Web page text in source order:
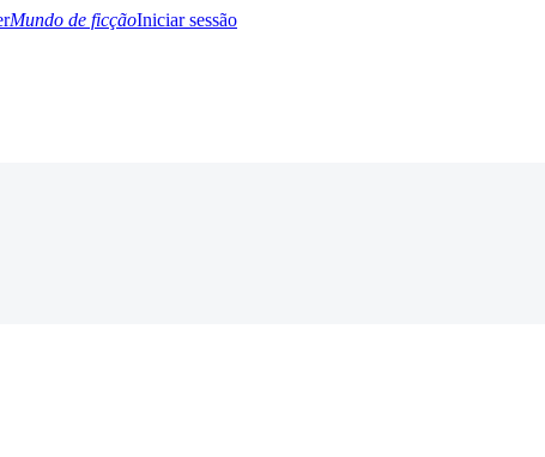
Mundo de ficçãoIniciar sessão